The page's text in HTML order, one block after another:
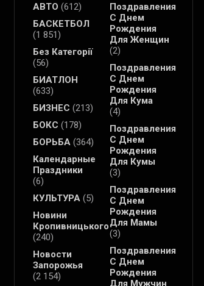
АВТО (612)
БАСКЕТБОЛ
(1 851)
Без Категорії
(56)
БИАТЛОН
(633)
БИЗНЕС (213)
БОКС (178)
БОРЬБА (364)
Календарные
Праздники
(6)
КУЛЬТУРА (5)
Новини
Кропивницького
(240)
Новости
Запорожья
(2 154)
Поздравления
С Днем
Рождения
Для Женщин
(2)
Поздравления
С Днем
Рождения
Для Кума
(4)
Поздравления
С Днем
Рождения
Для Кумы
(3)
Поздравления
С Днем
Рождения
Для Мамы
(3)
Поздравления
С Днем
Рождения
Для Мужчин